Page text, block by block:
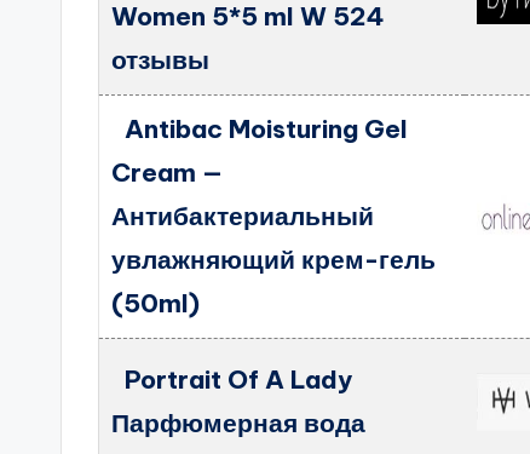
Women 5*5 ml W 524
отзывы
Antibac Moisturing Gel
Cream —
Антибактериальный
увлажняющий крем-гель
(50ml)
Portrait Of A Lady
Парфюмерная вода